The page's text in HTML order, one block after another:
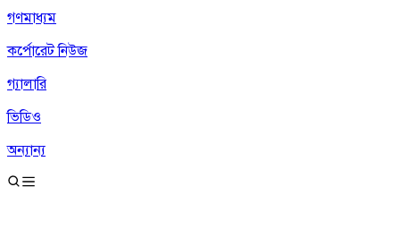
গণমাধ্যম
কর্পোরেট নিউজ
গ্যালারি
ভিডিও
অন্যান্য